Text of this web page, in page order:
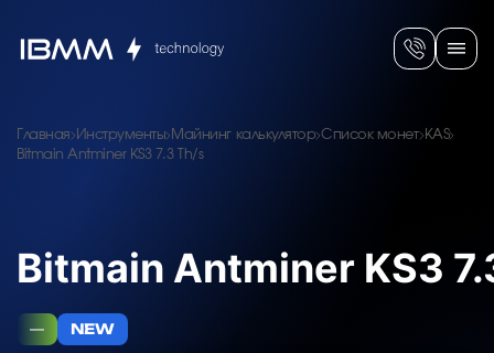
Главная Инструменты Майнинг калькулятор Список монет KAS
Bitmain Antminer KS3 7.3 Th/s
Bitmain Antminer KS3
— NEW